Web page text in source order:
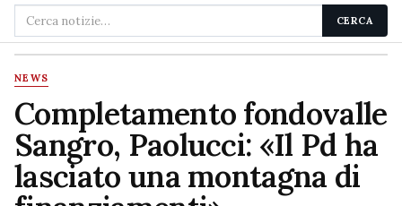
Cerca
nel
sito
CERCA
NEWS
Completamento fondovalle
Sangro, Paolucci: «Il Pd ha
lasciato una montagna di